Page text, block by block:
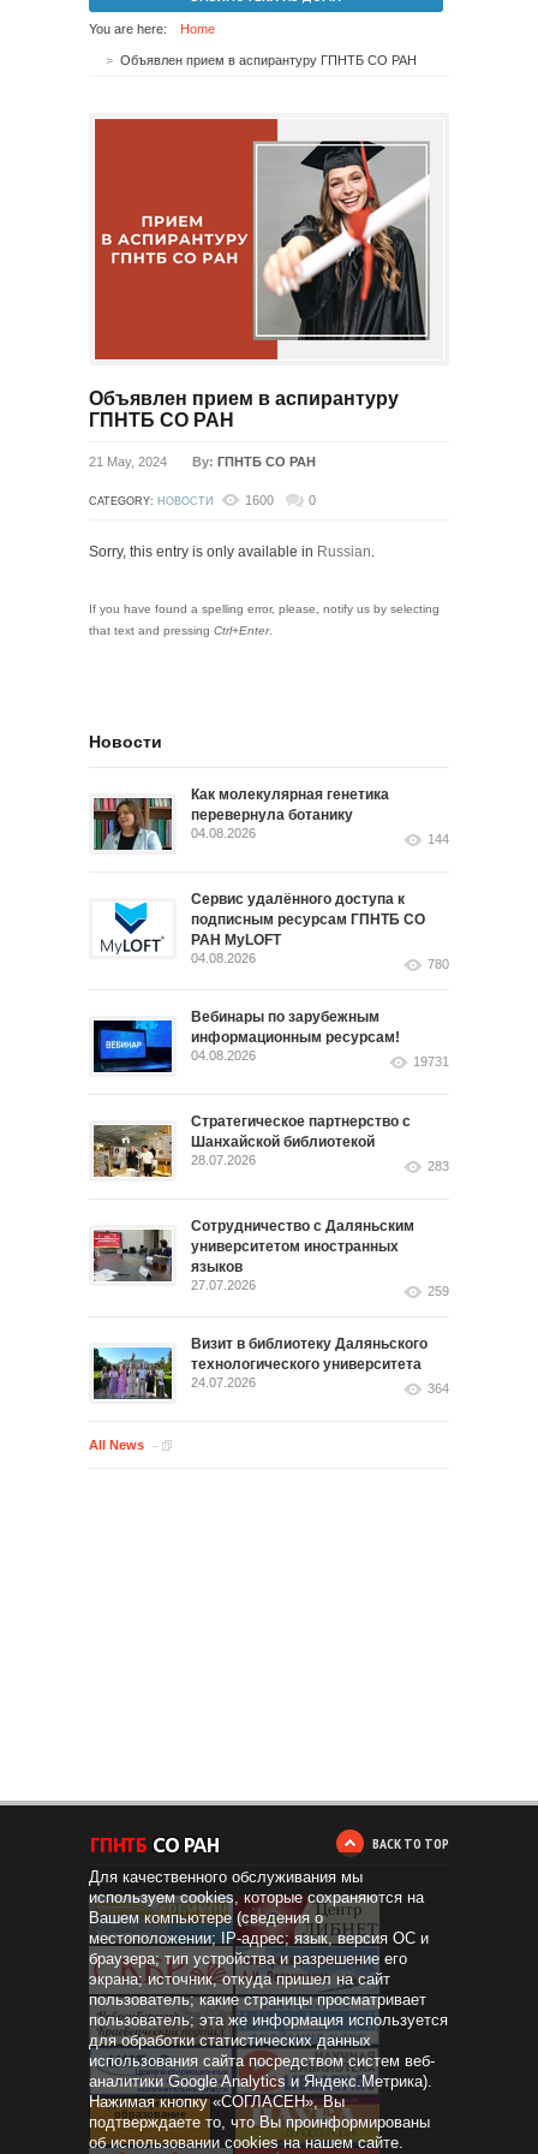
You are here: Home
Объявлен прием в аспирантуру ГПНТБ СО РАН
Объявлен прием в аспирантуру
ГПНТБ СО РАН
21 May, 2024 By: ГПНТБ СО РАН
CATEGORY: НОВОСТИ 1600 0
Sorry, this entry is only available in Russian.
If you have found a spelling error, please, notify us by selecting
that text and pressing Ctrl+Enter.
Новости
Как молекулярная генетика
перевернула ботанику
04.08.2026 144
Сервис удалённого доступа к
подписным ресурсам ГПНТБ СО
РАН MyLOFT
04.08.2026 780
Вебинары по зарубежным
информационным ресурсам!
04.08.2026 19731
Стратегическое партнерство с
Шанхайской библиотекой
28.07.2026 283
Сотрудничество с Даляньским
университетом иностранных
языков
27.07.2026 259
Визит в библиотеку Даляньского
технологического университета
24.07.2026 364
All News
BACK TO TOP
Дистанционное
образование
Для качественного обслуживания мы
используем cookies, которые сохраняются на
Вашем компьютере (сведения о
местоположении; IP-адрес; язык, версия ОС и
браузера; тип устройства и разрешение его
экрана; источник, откуда пришел на сайт
пользователь; какие страницы просматривает
пользователь; эта же информация используется
для обработки статистических данных
использования сайта посредством систем веб-
аналитики Google Analytics и Яндекс.Метрика).
Нажимая кнопку «СОГЛАСЕН», Вы
подтверждаете то, что Вы проинформированы
об использовании cookies на нашем сайте.